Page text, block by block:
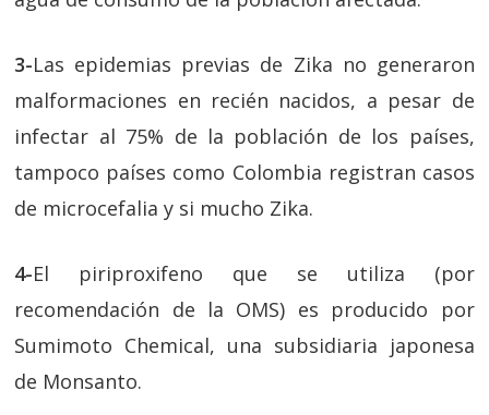
3-Las epidemias previas de Zika no generaron
malformaciones en recién nacidos, a pesar de
infectar al 75% de la población de los países,
tampoco países como Colombia registran casos
de microcefalia y si mucho Zika.
4-El piriproxifeno que se utiliza (por
recomendación de la OMS) es producido por
Sumimoto Chemical, una subsidiaria japonesa
de Monsanto.